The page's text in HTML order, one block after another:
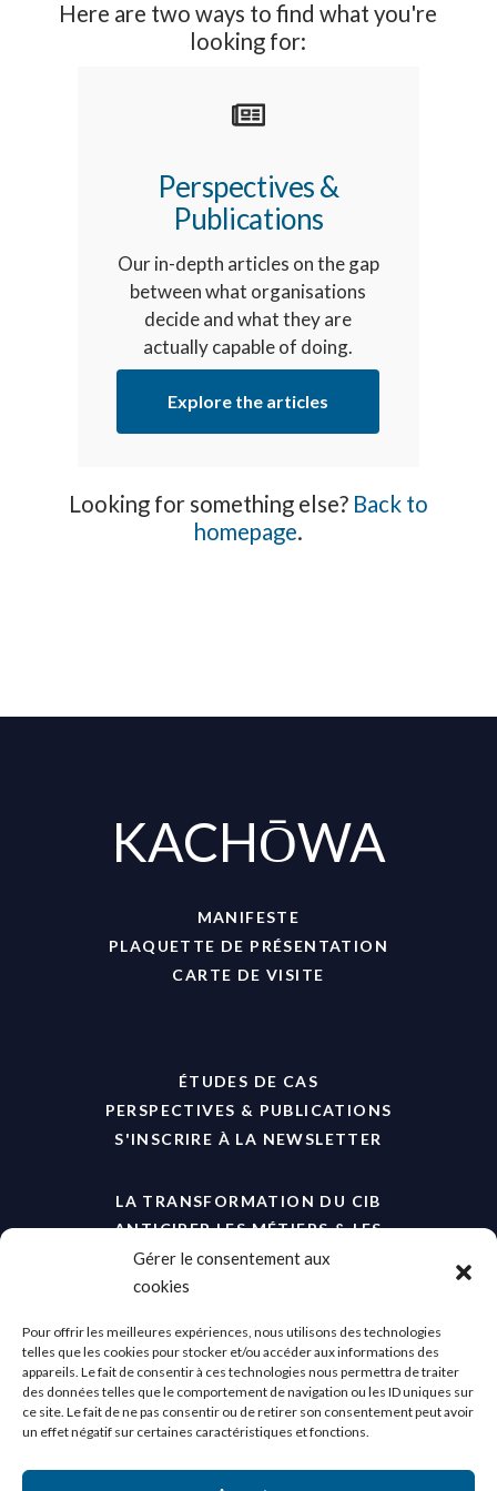
Gérer le consentement aux
cookies
Pour offrir les meilleures expériences, nous utilisons des technologies
telles que les cookies pour stocker et/ou accéder aux informations des
appareils. Le fait de consentir à ces technologies nous permettra de traiter
des données telles que le comportement de navigation ou les ID uniques sur
ce site. Le fait de ne pas consentir ou de retirer son consentement peut avoir
un effet négatif sur certaines caractéristiques et fonctions.
Here are two ways to find what you're
looking for:
Perspectives &
Publications
Our in-depth articles on the gap
between what organisations
decide and what they are
actually capable of doing.
Explore the articles
Looking for something else? Back to
homepage.
KACHŌWA
MANIFESTE
PLAQUETTE DE PRÉSENTATION
CARTE DE VISITE
ÉTUDES DE CAS
PERSPECTIVES & PUBLICATIONS
S'INSCRIRE À LA NEWSLETTER
LA TRANSFORMATION DU CIB
ANTICIPER LES MÉTIERS & LES
COMPÉTENCES
No Result Website Carbon